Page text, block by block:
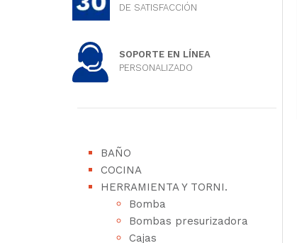
DE SATISFACCIÓN
SOPORTE EN LÍNEA
PERSONALIZADO
BAÑO
COCINA
HERRAMIENTA Y TORNI.
Bomba
Bombas presurizadora
Cajas